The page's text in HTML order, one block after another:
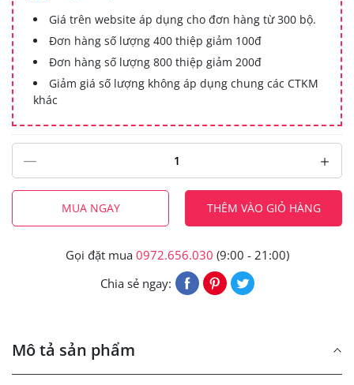
Giá trên website áp dụng cho đơn hàng từ 300 bộ.
Đơn hàng số lượng 400 thiệp giảm 100đ
Đơn hàng số lượng 800 thiệp giảm 200đ
Giảm giá số lượng không áp dụng chung các CTKM
khác
MUA NGAY THÊM VÀO GIỎ HÀNG
Gọi đặt mua 0972.656.030 (9:00 - 21:00)
Chia sẻ ngay:
Mô tả sản phẩm